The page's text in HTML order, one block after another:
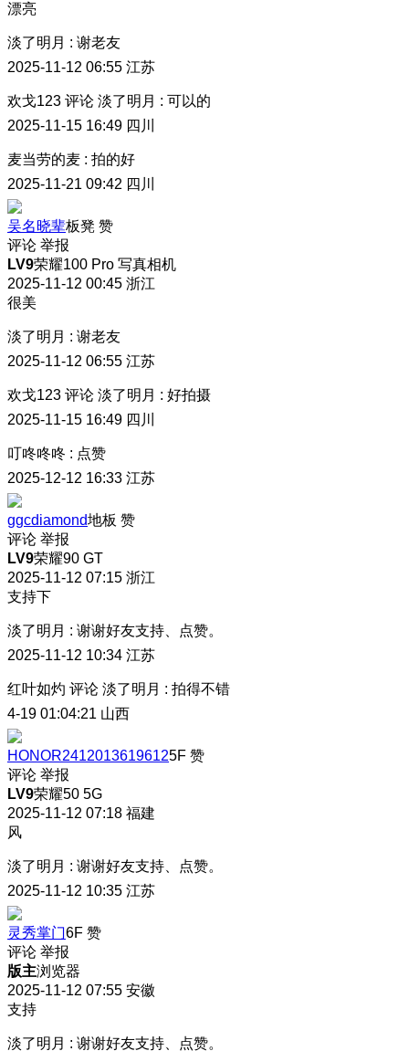
漂亮
淡了明月 : 谢老友
2025-11-12 06:55 江苏
欢戈123 评论 淡了明月 : 可以的
2025-11-15 16:49 四川
麦当劳的麦 : 拍的好
2025-11-21 09:42 四川
吴名晓辈板凳 赞
评论 举报
LV9荣耀100 Pro 写真相机
2025-11-12 00:45 浙江
很美
淡了明月 : 谢老友
2025-11-12 06:55 江苏
欢戈123 评论 淡了明月 : 好拍摄
2025-11-15 16:49 四川
叮咚咚咚 : 点赞
2025-12-12 16:33 江苏
ggcdiamond地板 赞
评论 举报
LV9荣耀90 GT
2025-11-12 07:15 浙江
支持下
淡了明月 : 谢谢好友支持、点赞。
2025-11-12 10:34 江苏
红叶如灼 评论 淡了明月 : 拍得不错
4-19 01:04:21 山西
HONOR24120136196125F 赞
评论 举报
LV9荣耀50 5G
2025-11-12 07:18 福建
风
淡了明月 : 谢谢好友支持、点赞。
2025-11-12 10:35 江苏
灵秀掌门6F 赞
评论 举报
版主浏览器
2025-11-12 07:55 安徽
支持
淡了明月 : 谢谢好友支持、点赞。